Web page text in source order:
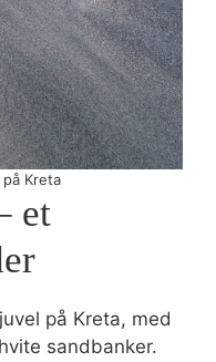
Kreta
et
på Kreta, med
sandbanker.